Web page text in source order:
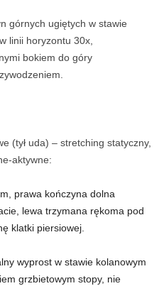
górnych ugiętych w stawie
linii horyzontu 30x,
bokiem do góry
(tył uda) – stretching statyczny,
aktywne:
prawa kończyna dolna
lewa trzymana rękoma pod
klatki piersiowej.
wyprost w stawie kolanowym
grzbietowym stopy, nie